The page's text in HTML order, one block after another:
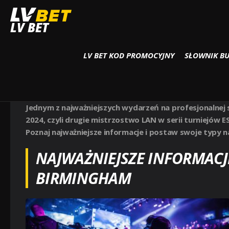
LV BET
LV BET KOD PROMOCYJNY SŁOWNIK
Strona główna DOTA 2
DOTA 2: ESL ONE
Jednym z najważniejszych wydarzeń na
2024, czyli drugie mistrzostwo LAN w serii turniejów
Poznaj najważniejsze informacje i postaw swoje typy
NAJWAŻNIEJSZE
BIRMINGHAM